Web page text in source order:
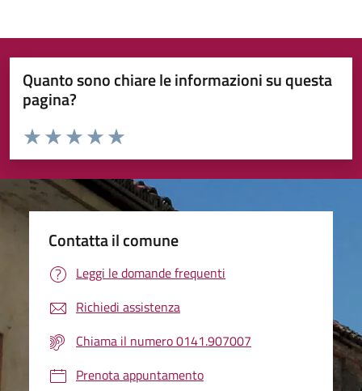
Quanto sono chiare le informazioni su questa
pagina?
Valuta da 1 a 5 stelle la pagina
Valuta 5 stelle su 5
Valuta 4 stelle su 5
Valuta 3 stelle su 5
Valuta 2 stelle su 5
Valuta 1 stelle su 5
Contatta il comune
Leggi le domande frequenti
Richiedi assistenza
Chiama il numero 0141.907007
Prenota appuntamento